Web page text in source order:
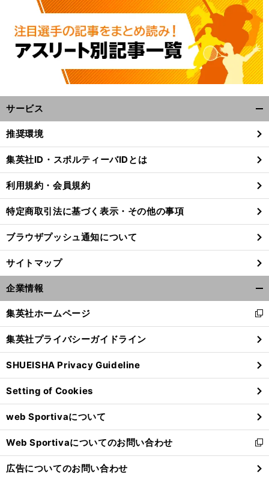
前
サービス
閉
る
推奨環境
集英社ID・スポルティーバIDとは
利用規約・会員規約
特定商取引法に基づく表示・その他の事項
ブラウザプッシュ通知について
サイトマップ
企業情報
閉
る
集英社ホームページ
新
し
い
ウ
ィ
ン
ド
ウ
で
開
く
集英社プライバシーガイドライン
SHUEISHA Privacy Guideline
Setting of Cookies
web Sportivaについて
Web Sportivaについてのお問い合わせ
新
し
い
広告についてのお問い合わせ